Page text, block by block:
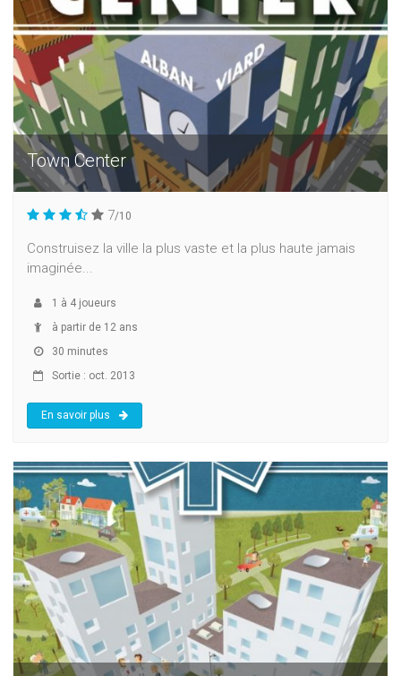
Town Center
7/10
Construisez la ville la plus vaste et la plus haute jamais
imaginée...
1 à 4 joueurs
à partir de 12 ans
30 minutes
Sortie : oct. 2013
En savoir plus